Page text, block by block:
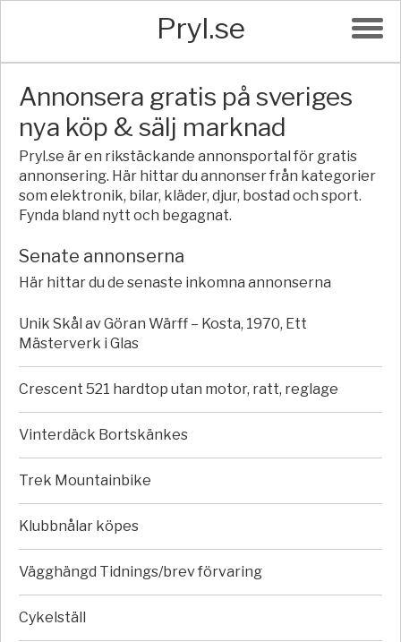
Pryl.se
Annonsera gratis på sveriges
nya köp & sälj marknad
Pryl.se är en rikstäckande annonsportal för gratis
annonsering. Här hittar du annonser från kategorier
som elektronik, bilar, kläder, djur, bostad och sport.
Fynda bland nytt och begagnat.
Senate annonserna
Här hittar du de senaste inkomna annonserna
Unik Skål av Göran Wärff – Kosta, 1970, Ett
Mästerverk i Glas
Crescent 521 hardtop utan motor, ratt, reglage
Vinterdäck Bortskänkes
Trek Mountainbike
Klubbnålar köpes
Vägghängd Tidnings/brev förvaring
Cykelställ